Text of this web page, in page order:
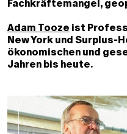
Fachkräftemangel,
Adam Tooze ist
New York und Surplus-
ökonomischen und
Jahren bis heute.